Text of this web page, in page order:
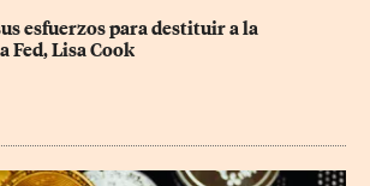
esfuerzos para destituir a la
Fed, Lisa Cook